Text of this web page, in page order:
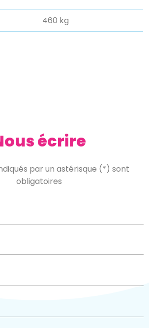
460 kg
écrire
par un astérisque (*) sont
obligatoires